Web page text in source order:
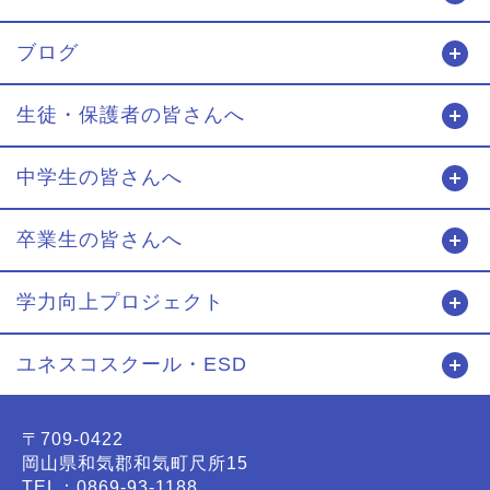
ブログ
生徒・保護者の皆さんへ
中学生の皆さんへ
卒業生の皆さんへ
学力向上プロジェクト
ユネスコスクール・ESD
〒709-0422
岡山県和気郡和気町尺所15